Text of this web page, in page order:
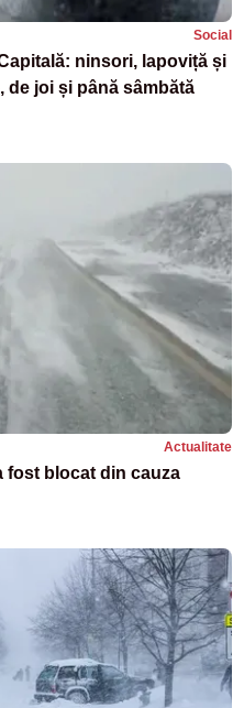
Social
ninsori, lapoviță și
de joi și până sâmbătă
Actualitate
fost blocat din cauza